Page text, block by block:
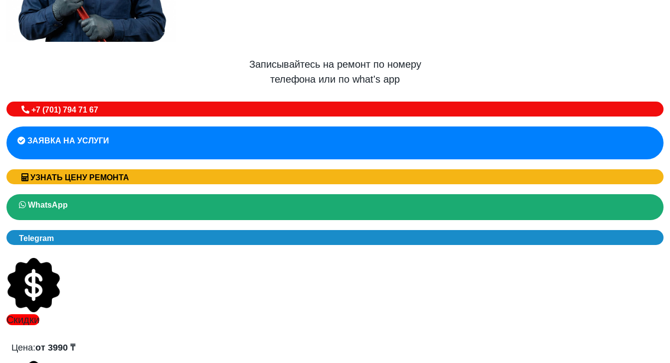
Записывайтесь на ремонт по номеру
телефона или по what's app
+7 (701) 794 71 67
ЗАЯВКА НА УСЛУГИ
УЗНАТЬ ЦЕНУ РЕМОНТА
WhatsApp
Telegram
Скидки
Цена:от 3990 ₸